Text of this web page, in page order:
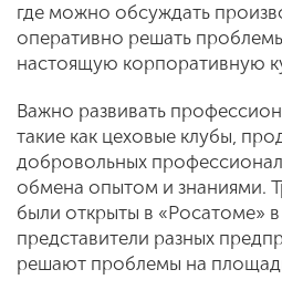
где можно обсуждать
оперативно решать
настоящую корпоративную
Важно развивать
такие как цеховые клубы,
добровольных
обмена опытом и знаниями.
были открыты в «Росатоме»
представители разных
решают проблемы на